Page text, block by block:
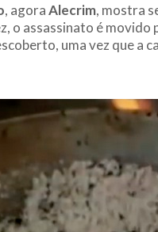
, agoraAlecrim, mostra
o assassinato é movido
uma vez que a